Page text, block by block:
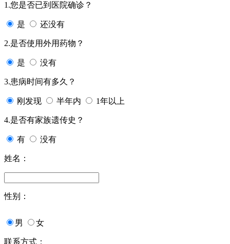
1.您是否已到医院确诊？
是 还没有
2.是否使用外用药物？
是 没有
3.患病时间有多久？
刚发现 半年内 1年以上
4.是否有家族遗传史？
有 没有
姓名：
性别：
男 女
联系方式：